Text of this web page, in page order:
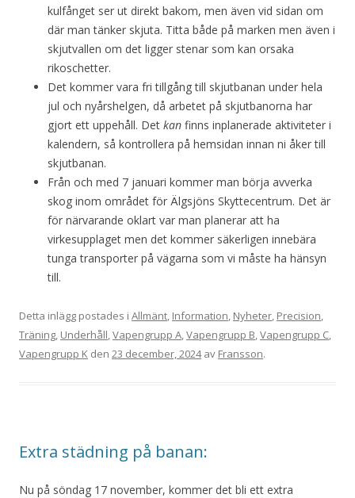
kulfånget ser ut direkt bakom, men även vid sidan om
där man tänker skjuta. Titta både på marken men även i
skjutvallen om det ligger stenar som kan orsaka
rikoschetter.
Det kommer vara fri tillgång till skjutbanan under hela
jul och nyårshelgen, då arbetet på skjutbanorna har
gjort ett uppehåll. Det kan finns inplanerade aktiviteter i
kalendern, så kontrollera på hemsidan innan ni åker till
skjutbanan.
Från och med 7 januari kommer man börja avverka
skog inom området för Älgsjöns Skyttecentrum. Det är
för närvarande oklart var man planerar att ha
virkesupplaget men det kommer säkerligen innebära
tunga transporter på vägarna som vi måste ha hänsyn
till.
Detta inlägg postades i Allmänt, Information, Nyheter, Precision,
Träning, Underhåll,Vapengrupp A,Vapengrupp B,Vapengrupp C,
Vapengrupp K den 23 december, 2024av Fransson.
Extra städning på banan:
Nu på söndag 17 november, kommer det bli ett extra